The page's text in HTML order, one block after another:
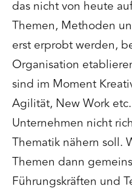
das nicht von heute
Themen, Methoden
erst erprobt werden,
Organisation
sind im Moment
Agilität, New Work
Unternehmen nicht
Thematik nähern soll.
Themen dann
Führungskräften und